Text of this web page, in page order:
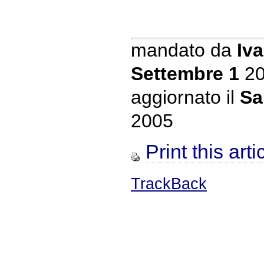
mandato da
Settembre 1
aggiornato il
2005
Print this
TrackBack